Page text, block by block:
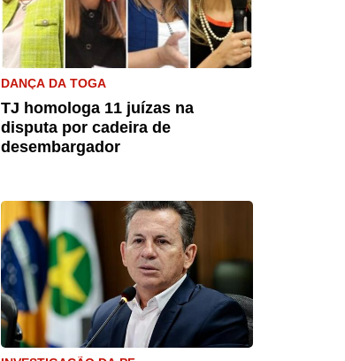
DANÇA DA TOGA
TJ homologa 11 juízas na
disputa por cadeira de
desembargador